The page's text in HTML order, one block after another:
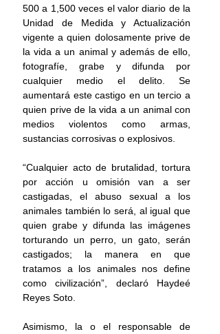
500 a 1,500 veces el valor diario de la
Unidad de Medida y Actualización
vigente a quien dolosamente prive de
la vida a un animal y además de ello,
fotografíe, grabe y difunda por
cualquier medio el delito. Se
aumentará este castigo en un tercio a
quien prive de la vida a un animal con
medios violentos como armas,
sustancias corrosivas o explosivos.
“Cualquier acto de brutalidad, tortura
por acción u omisión van a ser
castigadas, el abuso sexual a los
animales también lo será, al igual que
quien grabe y difunda las imágenes
torturando un perro, un gato, serán
castigados; la manera en que
tratamos a los animales nos define
como civilización”, declaró Haydeé
Reyes Soto.
Asimismo, la o el responsable de